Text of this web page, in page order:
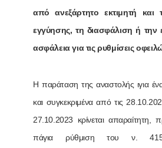
από ανεξάρτητο εκτιμητή και
εγγύησης, τη διασφάλιση ή την
ασφάλεια για τις ρυθμίσεις
Η παράταση της αναστολής ιγια
και συγκεκριμένα από τις
27.10.2023 κρίνεται απαραίτητη,
πάγια ρύθμιση του ν.